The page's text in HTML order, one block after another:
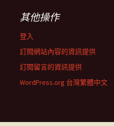
其他操作
登入
訂閱網站內容的資訊提供
訂閱留言的資訊提供
WordPress.org 台灣繁體中文